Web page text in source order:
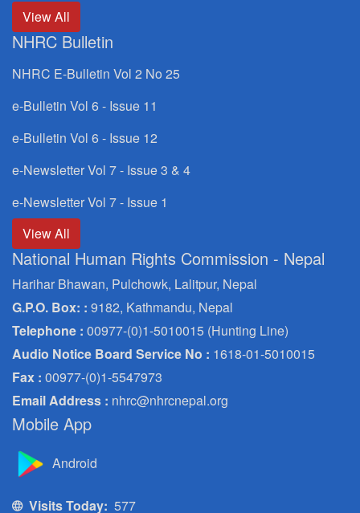
View All
NHRC Bulletin
NHRC E-Bulletin Vol 2 No 25
e-Bulletin Vol 6 - Issue 11
e-Bulletin Vol 6 - Issue 12
e-Newsletter Vol 7 - Issue 3 & 4
e-Newsletter Vol 7 - Issue 1
View All
National Human Rights Commission - Nepal
Harihar Bhawan, Pulchowk, Lalitpur, Nepal
G.P.O. Box: : 9182, Kathmandu, Nepal
Telephone : 00977-(0)1-5010015 (Hunting Line)
Audio Notice Board Service No : 1618-01-5010015
Fax : 00977-(0)1-5547973
Email Address : nhrc@nhrcnepal.org
Mobile App
Android
Visits Today: 577